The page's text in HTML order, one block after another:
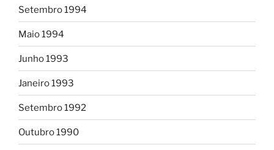
Setembro 1994
Maio 1994
Junho 1993
Janeiro 1993
Setembro 1992
Outubro 1990